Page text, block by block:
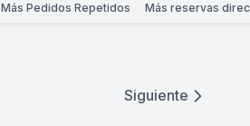
Más Pedidos Repetidos Más reservas
Siguiente